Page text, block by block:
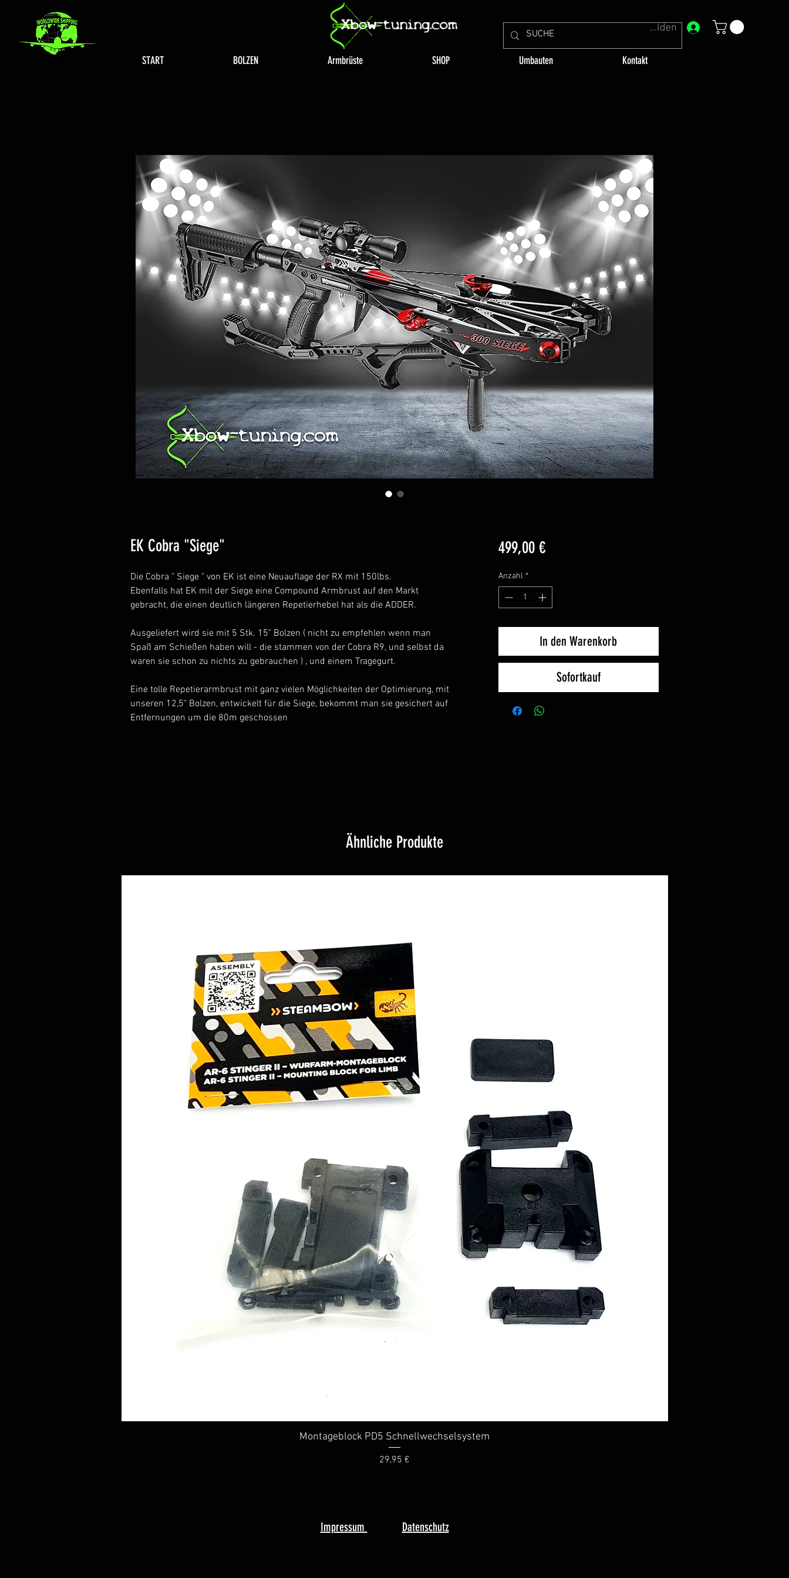
Anmelden
START BOLZEN Armbrüste SHOP Umbauten Kontakt
EK Cobra "Siege"
Die Cobra " Siege " von EK ist eine Neuauflage der RX mit 150lbs.
Ebenfalls hat EK mit der Siege eine Compound Armbrust auf den Markt
gebracht, die einen deutlich längeren Repetierhebel hat als die ADDER.
Ausgeliefert wird sie mit 5 Stk. 15" Bolzen ( nicht zu empfehlen wenn man
Spaß am Schießen haben will - die stammen von der Cobra R9, und selbst da
waren sie schon zu nichts zu gebrauchen ) , und einem Tragegurt.
Eine tolle Repetierarmbrust mit ganz vielen Möglichkeiten der Optimierung, mit
unseren 12,5" Bolzen, entwickelt für die Siege, bekommt man sie gesichert auf
Entfernungen um die 80m geschossen
499,00 €Preis
Anzahl *
In den Warenkorb
Sofortkauf
Ähnliche Produkte
Schnellansicht
Montageblock PD5 Schnellwechselsystem
Preis
29,95 €
Impressum Datenschutz